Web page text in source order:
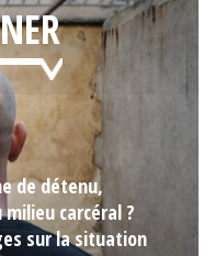
de détenu,
carcéral ?
sur la situation